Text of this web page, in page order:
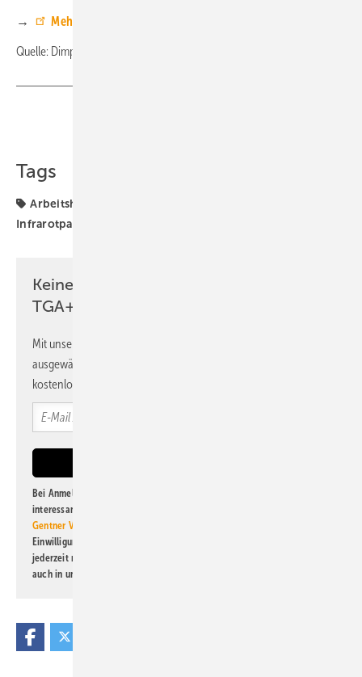
→ Mehr zum Heizen mit Infrarot
Quelle: Dimplex / fl
Tags
Arbeitshilfe
Infrarotpaneel
Keine Zeit? Kein Problem mit dem
TGA+E Newsletter!
Mit unserem Newsletter erhalten Sie regelmäßig von uns
ausgewählte Informationen und Neuigkeiten, gebündelt und
kostenlos direkt ins Postfach.
Bei Anmeldung zu diesem Newsletter bin ich damit einverstanden, über
interessante Verlags- und Online-Angebote
Gentner Verlag GmbH & Co. KG
Einwilligung kann ich jederzeit widerrufen und eine Abmeldung ist
jederzeit möglich. Informationen zum Umgang mit Daten finden Sie
auch in unserer